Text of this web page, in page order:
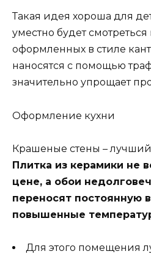
Такая идея хороша для
уместно будет
оформленных в стиле
наносятся с помощью
значительно упрощает
Оформление кухни
Крашеные стены –
Плитка из керамики не
цене, а обои
переносят постоянную
повышенные
Для этого помещения